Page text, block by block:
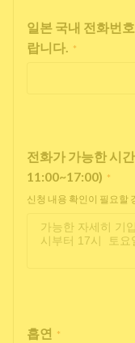
일본 국내 전화번
랍니다. *
전화가 가능한 시
11:00~17:00) *
신청 내용 확인이 필요할
흡연 *